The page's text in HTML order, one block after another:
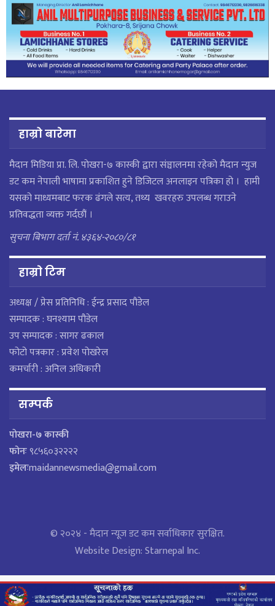
हाम्रो बारेमा
मैदान मिडिया प्रा. लि. पाेखरा-७ कास्की द्वारा संञ्चालनमा रहेको मैदान न्युज
डट कम नेपाली भाषामा प्रकाशित हुने डिजिटल अनलाइन पत्रिका हो । हामी
यसको माध्यमबाट फरक ढंगले सत्य, तथ्य खवरहरु उपलब्ध गराउने
प्रतिवद्धता व्यक्त गर्दछौं ।
सुचना बिभाग दर्ता नं. ४३६४-२०८०/८१
हाम्राे टिम
अध्यक्ष / प्रेस प्रतिनिधि : ईन्द्र प्रसाद पौडेल
सम्पादक : घनश्याम पौडेल
उप सम्पादक : सागर ढकाल
फोटो पत्रकार : प्रवेश पोखरेल
कमर्चारी : अनिल अधिकारी
सम्पर्क
पाेखरा-७ कास्की
फोनः९८५६०३२२२२
इमेलःmaidannewsmedia@gmail.com
© २०२४ - मैदान न्यूज डट कम सर्वाधिकार सुरक्षित.
Website Design:Starnepal Inc.